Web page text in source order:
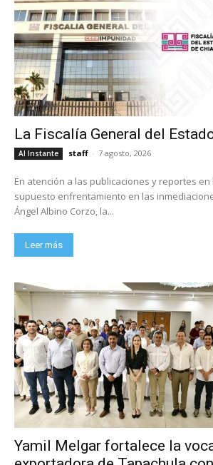
La Fiscalía General del
Al Instante staff - 7 agosto, 2026
En atención a las publicaciones y reportes
supuesto enfrentamiento en las
Ángel Albino Corzo, la...
Leer más
Yamil Melgar fortalece la